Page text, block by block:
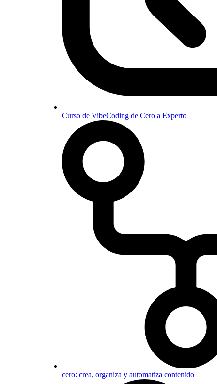
Curso de VibeCoding de Cero a Experto
cero: crea, organiza y automatiza contenido